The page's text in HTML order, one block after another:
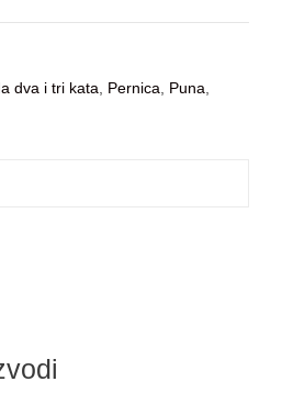
dva i tri kata, Pernica, Puna,